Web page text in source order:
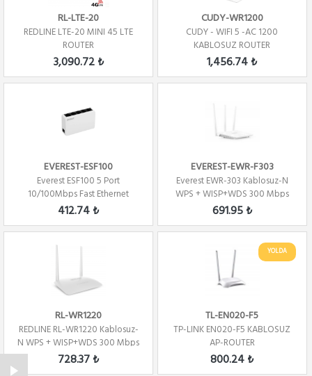
RL-LTE-20
REDLINE LTE-20 MINI 45 LTE
ROUTER
3,090.72 ₺
CUDY-WR1200
CUDY - WIFI 5 -AC 1200
KABLOSUZ ROUTER
1,456.74 ₺
EVEREST-ESF100
Everest ESF100 5 Port
10/100Mbps Fast Ethernet
Masaüstü Switch Hub
412.74 ₺
EVEREST-EWR-F303
Everest EWR-303 Kablosuz-N
WPS + WISP+WDS 300 Mbps
Repeater+Access...
691.95 ₺
RL-WR1220
REDLINE RL-WR1220 Kablosuz-
N WPS + WISP+WDS 300 Mbps
Repeater+Ac...
728.37 ₺
YOLDA
TL-EN020-F5
TP-LINK EN020-F5 KABLOSUZ
AP-ROUTER
800.24 ₺